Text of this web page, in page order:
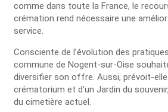
comme dans toute la France, le
crémation rend nécessaire une
service.
Consciente de l’évolution des
commune de Nogent-sur-Oise
diversifier son offre. Aussi, prévoit-
crématorium et d’un Jardin du
du cimetière actuel.